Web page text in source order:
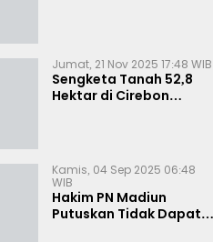
Jumat, 21 Nov 2025 17:48 WIB
Sengketa Tanah 52,8
Hektar di Cirebon
Kamis, 04 Sep 2025 06:48
WIB
Hakim PN Madiun
Putuskan Tidak Dapat